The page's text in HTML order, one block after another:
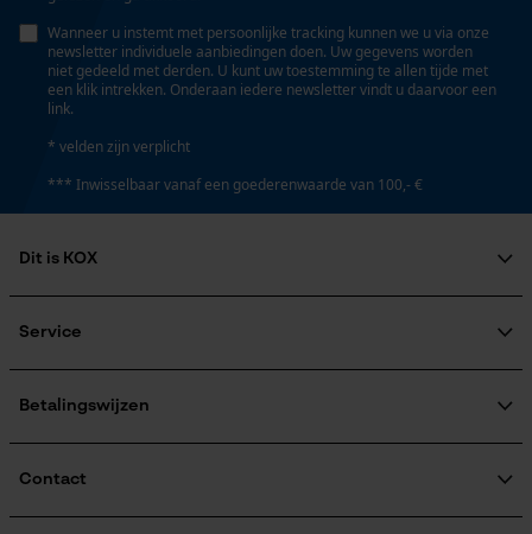
Wanneer u instemt met persoonlijke tracking kunnen we u via onze
newsletter individuele aanbiedingen doen. Uw gegevens worden
niet gedeeld met derden. U kunt uw toestemming te allen tijde met
een klik intrekken. Onderaan iedere newsletter vindt u daarvoor een
link.
* velden zijn verplicht
*** Inwisselbaar vanaf een goederenwaarde van 100,- €
Dit is KOX
Maatschappelijke betrokkenheid
Aanmelding nieuwsbrief
Service
KOX catalogus
Verzendkosteninformatie
Betalingswijzen
Contact